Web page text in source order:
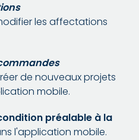
les affectations
de nouveaux projets
mobile.
préalable à la
l'application mobile.